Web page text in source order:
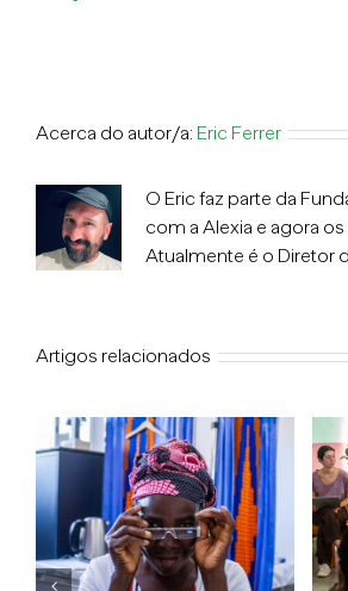
Acerca do autor/a: Eric Ferrer
O Eric faz parte da
com a Alexia e agora
Atualmente é o Diretor
Artigos relacionados